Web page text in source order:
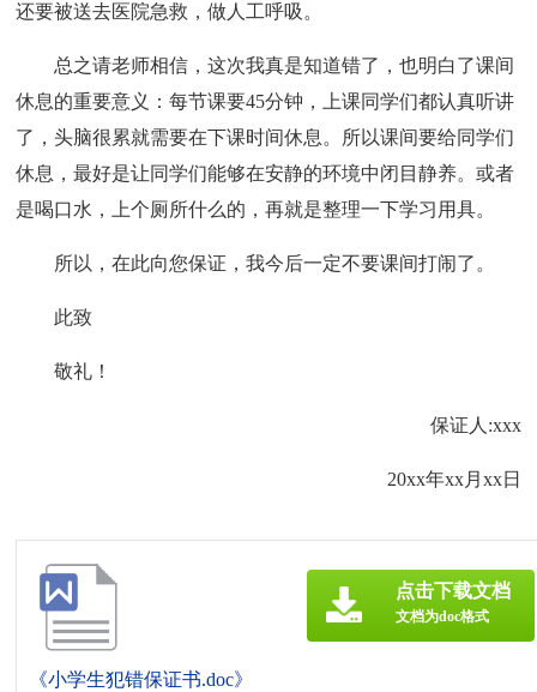
还要被送去医院急救，做人工呼吸。
总之请老师相信，这次我真是知道错了，也明白了课间
休息的重要意义：每节课要45分钟，上课同学们都认真听讲
了，头脑很累就需要在下课时间休息。所以课间要给同学们
休息，最好是让同学们能够在安静的环境中闭目静养。或者
是喝口水，上个厕所什么的，再就是整理一下学习用具。
所以，在此向您保证，我今后一定不要课间打闹了。
此致
敬礼！
保证人:xxx
20xx年xx月xx日
《小学生犯错保证书.doc》
点击下载文档
文档为doc格式